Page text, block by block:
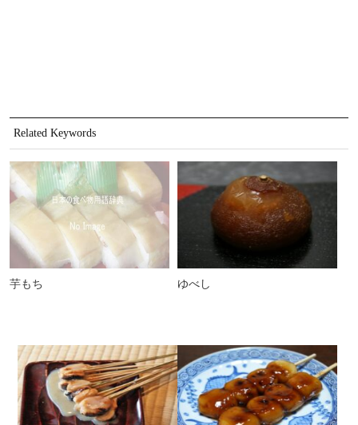
Related Keywords
芋もち ゆべし